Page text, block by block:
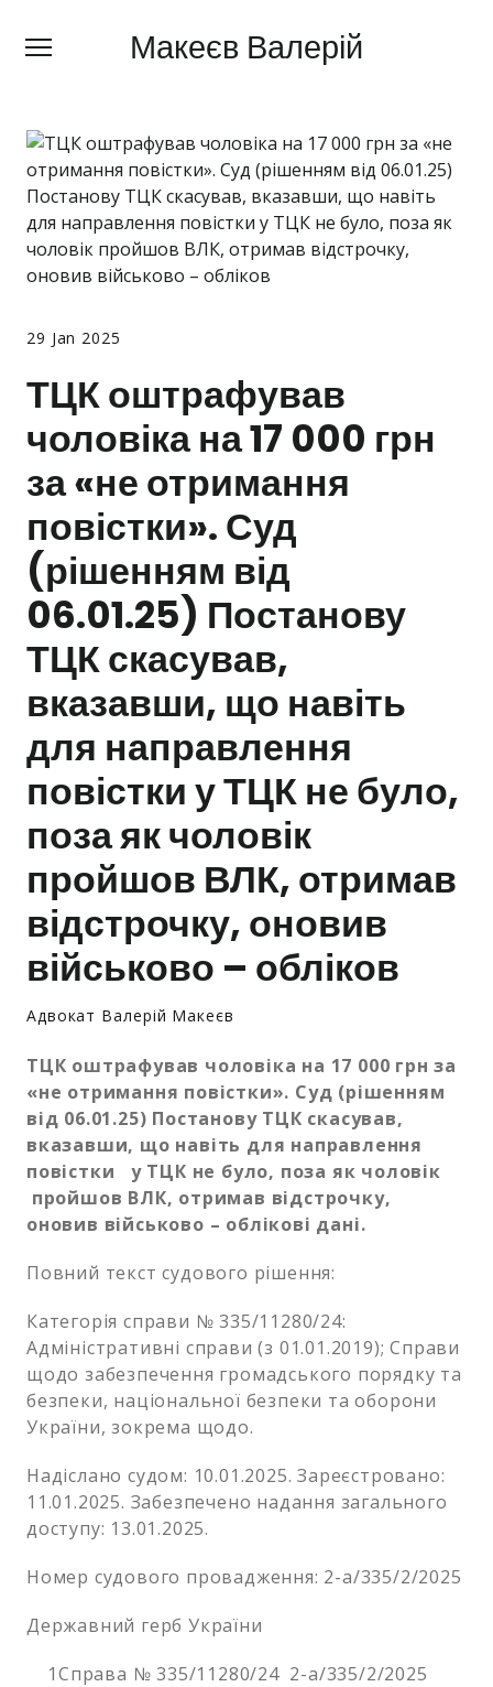
Макеєв Валерій
Макеєв Валерій
Про мене
Сфери діяльності
Правила
Ціни
Про мобілізацію
Новини
Залишити заявку
29 Jan 2025
ТЦК оштрафував
чоловіка на 17 000 грн
за «не отримання
повістки». Суд
(рішенням від
06.01.25) Постанову
ТЦК скасував,
вказавши, що навіть
для направлення
повістки у ТЦК не було,
поза як чоловік
пройшов ВЛК, отримав
відстрочку, оновив
військово – обліков
Адвокат Валерій Макеєв
ТЦК оштрафував чоловіка на 17 000 грн за
«не отримання повістки». Суд (рішенням
від 06.01.25) Постанову ТЦК скасував,
вказавши, що навіть для направлення
повістки у ТЦК не було, поза як чоловік
пройшов ВЛК, отримав відстрочку,
оновив військово – облікові дані.
Повний текст судового рішення:
Категорія справи № 335/11280/24:
Адміністративні справи (з 01.01.2019); Справи
щодо забезпечення громадського порядку та
безпеки, національної безпеки та оборони
України, зокрема щодо.
Надіслано судом: 10.01.2025. Зареєстровано:
11.01.2025. Забезпечено надання загального
доступу: 13.01.2025.
Номер судового провадження: 2-а/335/2/2025
Державний герб України
1Справа № 335/11280/24 2-а/335/2/2025